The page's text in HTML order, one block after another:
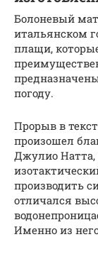
Болоневый
итальянском
плащи,
погоду.
Прорыв в
произошел
Джулио Натта,
производить
отличался
Именно из